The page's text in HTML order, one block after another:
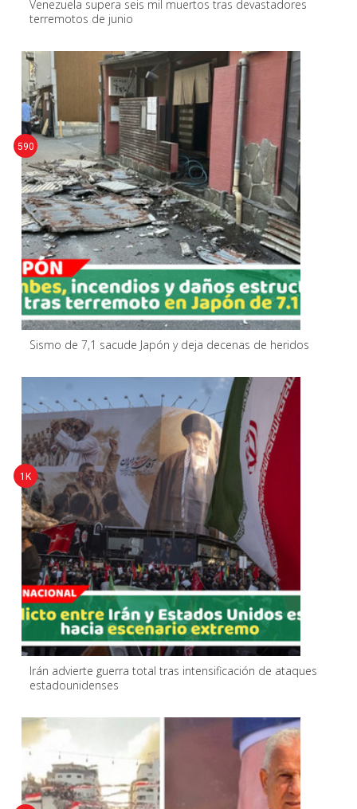
Venezuela supera seis mil muertos tras devastadores
terremotos de junio
Sismo de 7,1 sacude Japón y deja decenas de heridos
590
Irán advierte guerra total tras intensificación de ataques
estadounidenses
1K